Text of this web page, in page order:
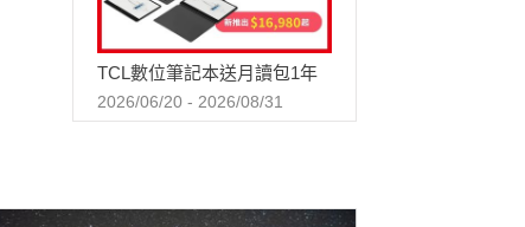
TCL數位筆記本送月讀包1年
2026/06/20 - 2026/08/31